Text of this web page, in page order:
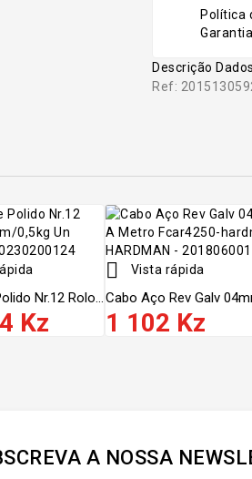
Política
Descrição
Ref:
Nr.12 Rolo...
Kz
 Vista rápida
Cabo Aço Rev Galv
1 102 Kz
A NOSSA